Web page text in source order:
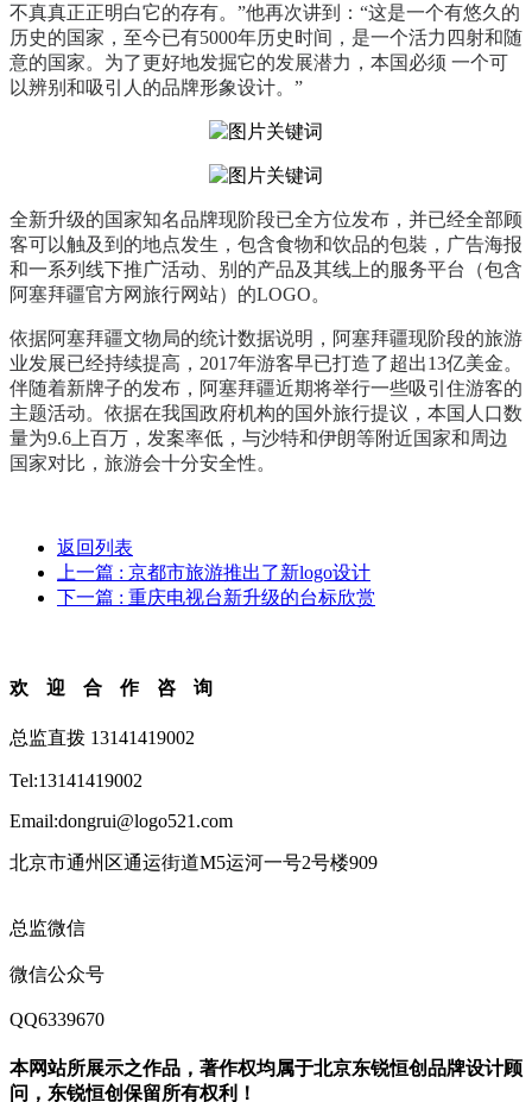
不真真正正明白它的存有。”他再次讲到：“这是一个有悠久的
历史的国家，至今已有5000年历史时间，是一个活力四射和随
意的国家。为了更好地发掘它的发展潜力，本国必须 一个可
以辨别和吸引人的品牌形象设计。”
全新升级的国家知名品牌现阶段已全方位发布，并已经全部顾
客可以触及到的地点发生，包含食物和饮品的包裝，广告海报
和一系列线下推广活动、别的产品及其线上的服务平台（包含
阿塞拜疆官方网旅行网站）的LOGO。
依据阿塞拜疆文物局的统计数据说明，阿塞拜疆现阶段的旅游
业发展已经持续提高，2017年游客早已打造了超出13亿美金。
伴随着新牌子的发布，阿塞拜疆近期将举行一些吸引住游客的
主题活动。依据在我国政府机构的国外旅行提议，本国人口数
量为9.6上百万，发案率低，与沙特和伊朗等附近国家和周边
国家对比，旅游会十分安全性。
返回列表
上一篇 : 京都市旅游推出了新logo设计
下一篇 : 重庆电视台新升级的台标欣赏
欢迎合作咨询
总监直拨 13141419002
Tel:13141419002
Email:dongrui@logo521.com
北京市通州区通运街道M5运河一号2号楼909
总监微信
微信公众号
QQ6339670
本网站所展示之作品，著作权均属于北京东锐恒创品牌设计顾
问，东锐恒创保留所有权利！